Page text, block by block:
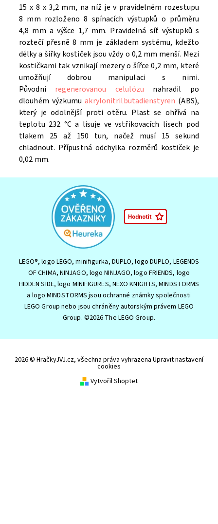
15 x 8 x 3,2 mm, na níž je v pravidelném rozestupu
8 mm rozloženo 8 spínacích výstupků o průměru
4,8 mm a výšce 1,7 mm. Pravidelná síť výstupků s
roztečí přesně 8 mm je základem systému, kdežto
délky a šířky kostiček jsou vždy o 0,2 mm menší. Mezi
kostičkami tak vznikají mezery o šířce 0,2 mm, které
umožňují dobrou manipulaci s nimi.
Původní regenerovanou celulózu nahradil po
dlouhém výzkumuakrylonitrilbutadienstyren (ABS),
který je odolnější proti otěru. Plast se ohřívá na
teplotu 232 °C a lisuje ve vstřikovacích lisech pod
tlakem 25 až 150 tun, načež musí 15 sekund
chladnout. Přípustná odchylka rozměrů kostiček je
0,02 mm.
LEGO®, logo LEGO, minifigurka, DUPLO, logo DUPLO, LEGENDS
OF CHIMA, NINJAGO, logo NINJAGO, logo FRIENDS, logo
HIDDEN SIDE, logo MINIFIGURES, NEXO KNIGHTS, MINDSTORMS
a logo MINDSTORMS jsou ochranné známky společnosti
LEGO Group nebo jsou chráněny autorským právem LEGO
Group. ©2026 The LEGO Group.
2026 © HračkyJVJ.cz, všechna práva vyhrazena Upravit nastavení
cookies
Vytvořil Shoptet